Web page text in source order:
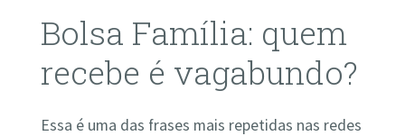
Bolsa Família: quem
recebe é vagabundo?
Essa é uma das frases mais repetidas nas redes